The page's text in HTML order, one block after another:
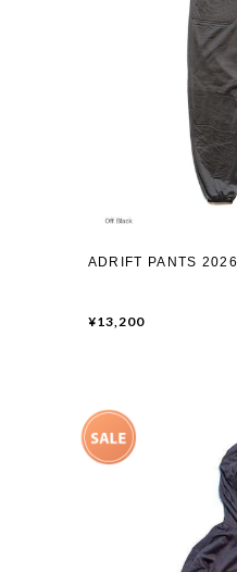
ADRIFT PANTS 2026
¥13,200